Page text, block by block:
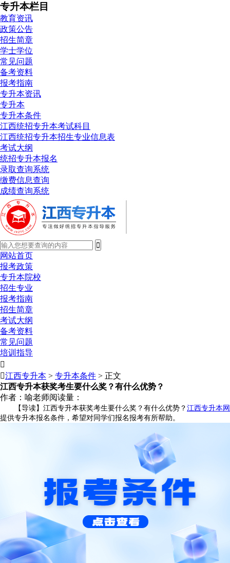
专升本栏目
教育资讯
政策公告
招生简章
学士学位
常见问题
备考资料
报考指南
专升本资讯
专升本
专升本条件
江西统招专升本考试科目
江西统招专升本招生专业信息表
考试大纲
统招专升本报名
录取查询系统
缴费信息查询
成绩查询系统
网站首页
报考政策
专升本院校
招生专业
报考指南
招生简章
考试大纲
备考资料
常见问题
培训指导

江西专升本 > 专升本条件 > 正文
江西专升本获奖考生要什么奖？有什么优势？
作者：喻老师阅读量：
【导读】江西专升本获奖考生要什么奖？有什么优势？ 江西专升本网
提供专升本报名条件，希望对同学们报名报考有所帮助。